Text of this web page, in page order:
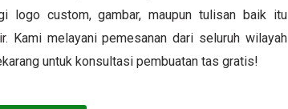
logo custom, gambar, maupun tulisan baik itu
Kami melayani pemesanan dari seluruh wilayah
untuk konsultasi pembuatan tas gratis!